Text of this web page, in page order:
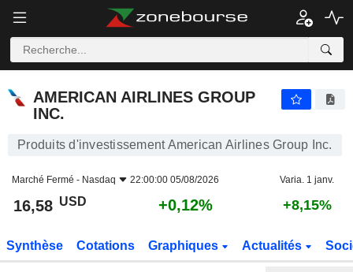
AMERICAN AIRLINES GROUP
INC.
Produits d'investissement American Airlines Group Inc.
Marché Fermé - Nasdaq 22:00:00 05/08/2026 Varia. 1 janv.
16,58 USD +0,12% +8,15%
Synthèse Cotations Graphiques Actualités